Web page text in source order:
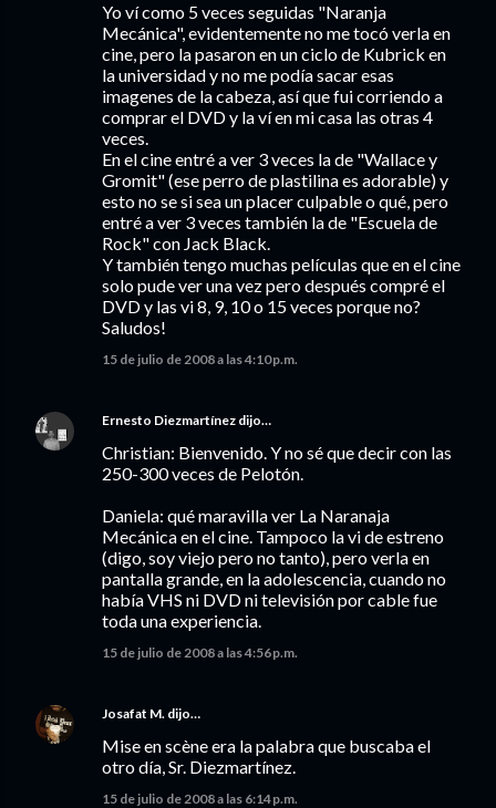
Yo ví como 5 veces seguidas "Naranja
Mecánica", evidentemente no me tocó verla en
cine, pero la pasaron en un ciclo de Kubrick en
la universidad y no me podía sacar esas
imagenes de la cabeza, así que fui corriendo a
comprar el DVD y la ví en mi casa las otras 4
veces.
En el cine entré a ver 3 veces la de "Wallace y
Gromit" (ese perro de plastilina es adorable) y
esto no se si sea un placer culpable o qué, pero
entré a ver 3 veces también la de "Escuela de
Rock" con Jack Black.
Y también tengo muchas películas que en el cine
solo pude ver una vez pero después compré el
DVD y las vi 8, 9, 10 o 15 veces porque no?
Saludos!
15 de julio de 2008 a las 4:10 p.m.
Ernesto Diezmartínez dijo…
Christian: Bienvenido. Y no sé que decir con las
250-300 veces de Pelotón.
Daniela: qué maravilla ver La Naranaja
Mecánica en el cine. Tampoco la vi de estreno
(digo, soy viejo pero no tanto), pero verla en
pantalla grande, en la adolescencia, cuando no
había VHS ni DVD ni televisión por cable fue
toda una experiencia.
15 de julio de 2008 a las 4:56 p.m.
Josafat M. dijo…
Mise en scène era la palabra que buscaba el
otro día, Sr. Diezmartínez.
15 de julio de 2008 a las 6:14 p.m.